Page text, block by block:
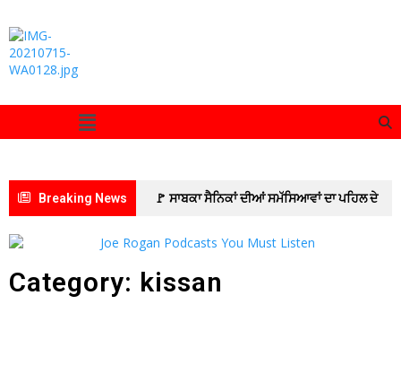
Breaking News 🚩 ਸਾਬਕਾ ਸੈਨਿਕਾਂ ਦੀਆਂ ਸਮੱਸਿਆਵਾਂ ਦਾ ਪਹਿਲ ਦੇ
ਆਧਾਰ ‘ਤੇ ਹੱਲ ਕਰਨ ਦੇ ਏਡੀਸੀ ਦੇ ਨਿਰਦੇਸ਼
ADC ਅਨੁਪ੍ਰਿਤਾ ਜੋਹਲ ਨੇ ਆਜ਼ਾਦੀ ਘੁਲਾਟੀਆਂ ਅਤੇ ਉਨ੍ਹਾਂ
Category: kissan